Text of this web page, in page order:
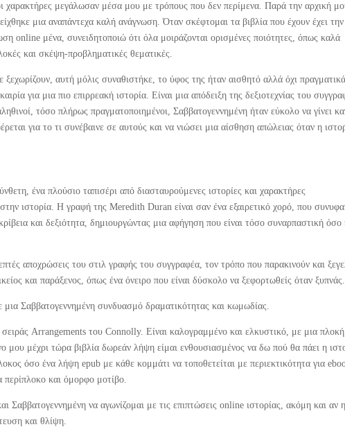
χαρακτήρες μεγάλωσαν μέσα μου με τρόπους που δεν περίμενα. Παρά την αρχική
μια αναπάντεχα καλή ανάγνωση. Όταν σκέφτομαι τα βιβλία που έχουν έχει την
online μένα, συνειδητοποιώ ότι όλα μοιράζονται ορισμένες ποιότητες, όπως καλά
και σκέψη-προβληματικές θεματικές.
ξεχωρίζουν, αυτή μόλις συναθιστήκε, το ύφος της ήταν αισθητό αλλά όχι πραγματικά
για μια πιο επιρρεακή ιστορία. Είναι μια απόδειξη της δεξιοτεχνίας του
τόσο πλήρως πραγματοποιημένοι, Σαββατογεννημένη ήταν εύκολο να γίνει
για το τι συνέβαινε σε αυτούς και να νιώσει μια αίσθηση απώλειας όταν η
ένα πλούσιο ταπισέρι από διασταυρούμενες ιστορίες και χαρακτήρες
ιστορία. Η γραφή της Meredith Duran είναι σαν ένα εξαιρετικό χορό, που
και δεξιότητα, δημιουργώντας μια αφήγηση που είναι τόσο συναρπαστική όσο
αποχρώσεις του στιλ γραφής του συγγραφέα, τον τρόπο που παρακινούν και
και παράξενος, όπως ένα όνειρο που είναι δύσκολο να ξεφορτωθείς όταν ξυπνάς.
Σαββατογεννημένη συνδυασμό δραματικότητας και κωμωδίας.
σειράς Arrangements του Connolly. Είναι καλογραμμένο και ελκυστικό, με μια
μου μέχρι τώρα βιβλία δωρεάν λήψη είμαι ενθουσιασμένος να δω πού θα πάει η
όσο ένα λήψη epub με κάθε κομμάτι να τοποθετείται με περιεκτικότητα για
και όμορφο μοτίβο.
Σαββατογεννημένη να αγωνίζομαι με τις επιπτώσεις online ιστορίας, ακόμη και αν η
και θλίψη.